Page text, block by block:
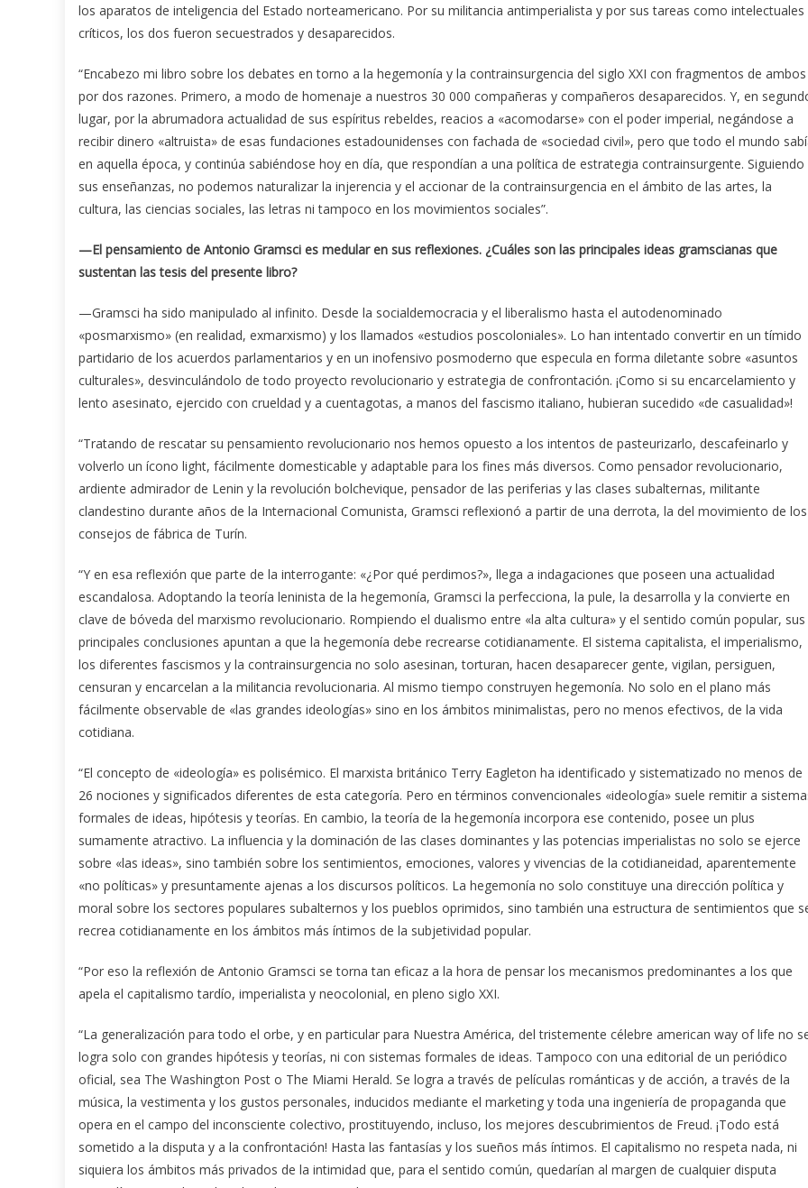
los aparatos de inteligencia del Estado norteamericano. Por su militancia antimperialista y por sus tareas como intelectuales
críticos, los dos fueron secuestrados y desaparecidos.
“Encabezo mi libro sobre los debates en torno a la hegemonía y la contrainsurgencia del siglo XXI con fragmentos de ambos
por dos razones. Primero, a modo de homenaje a nuestros 30 000 compañeras y compañeros desaparecidos. Y, en
lugar, por la abrumadora actualidad de sus espíritus rebeldes, reacios a «acomodarse» con el poder imperial, negándose a
recibir dinero «altruista» de esas fundaciones estadounidenses con fachada de «sociedad civil», pero que todo el mundo
en aquella época, y continúa sabiéndose hoy en día, que respondían a una política de estrategia contrainsurgente. Siguiendo
sus enseñanzas, no podemos naturalizar la injerencia y el accionar de la contrainsurgencia en el ámbito de las artes, la
cultura, las ciencias sociales, las letras ni tampoco en los movimientos sociales”.
—El pensamiento de Antonio Gramsci es medular en sus reflexiones. ¿Cuáles son las principales ideas gramscianas que
sustentan las tesis del presente libro?
—Gramsci ha sido manipulado al infinito. Desde la socialdemocracia y el liberalismo hasta el autodenominado
«posmarxismo» (en realidad, exmarxismo) y los llamados «estudios poscoloniales». Lo han intentado convertir en un tímido
partidario de los acuerdos parlamentarios y en un inofensivo posmoderno que especula en forma diletante sobre «asuntos
culturales», desvinculándolo de todo proyecto revolucionario y estrategia de confrontación. ¡Como si su encarcelamiento y
lento asesinato, ejercido con crueldad y a cuentagotas, a manos del fascismo italiano, hubieran sucedido «de casualidad»!
“Tratando de rescatar su pensamiento revolucionario nos hemos opuesto a los intentos de pasteurizarlo, descafeinarlo y
volverlo un ícono light, fácilmente domesticable y adaptable para los fines más diversos. Como pensador revolucionario,
ardiente admirador de Lenin y la revolución bolchevique, pensador de las periferias y las clases subalternas, militante
clandestino durante años de la Internacional Comunista, Gramsci reflexionó a partir de una derrota, la del movimiento de los
consejos de fábrica de Turín.
“Y en esa reflexión que parte de la interrogante: «¿Por qué perdimos?», llega a indagaciones que poseen una actualidad
escandalosa. Adoptando la teoría leninista de la hegemonía, Gramsci la perfecciona, la pule, la desarrolla y la convierte en
clave de bóveda del marxismo revolucionario. Rompiendo el dualismo entre «la alta cultura» y el sentido común popular, sus
principales conclusiones apuntan a que la hegemonía debe recrearse cotidianamente. El sistema capitalista, el imperialismo,
los diferentes fascismos y la contrainsurgencia no solo asesinan, torturan, hacen desaparecer gente, vigilan, persiguen,
censuran y encarcelan a la militancia revolucionaria. Al mismo tiempo construyen hegemonía. No solo en el plano más
fácilmente observable de «las grandes ideologías» sino en los ámbitos minimalistas, pero no menos efectivos, de la vida
cotidiana.
“El concepto de «ideología» es polisémico. El marxista británico Terry Eagleton ha identificado y sistematizado no menos de
26 nociones y significados diferentes de esta categoría. Pero en términos convencionales «ideología» suele remitir a
formales de ideas, hipótesis y teorías. En cambio, la teoría de la hegemonía incorpora ese contenido, posee un plus
sumamente atractivo. La influencia y la dominación de las clases dominantes y las potencias imperialistas no solo se ejerce
sobre «las ideas», sino también sobre los sentimientos, emociones, valores y vivencias de la cotidianeidad, aparentemente
«no políticas» y presuntamente ajenas a los discursos políticos. La hegemonía no solo constituye una dirección política y
moral sobre los sectores populares subalternos y los pueblos oprimidos, sino también una estructura de sentimientos que
recrea cotidianamente en los ámbitos más íntimos de la subjetividad popular.
“Por eso la reflexión de Antonio Gramsci se torna tan eficaz a la hora de pensar los mecanismos predominantes a los que
apela el capitalismo tardío, imperialista y neocolonial, en pleno siglo XXI.
“La generalización para todo el orbe, y en particular para Nuestra América, del tristemente célebre american way of life no
logra solo con grandes hipótesis y teorías, ni con sistemas formales de ideas. Tampoco con una editorial de un periódico
oficial, sea The Washington Post o The Miami Herald. Se logra a través de películas románticas y de acción, a través de la
música, la vestimenta y los gustos personales, inducidos mediante el marketing y toda una ingeniería de propaganda que
opera en el campo del inconsciente colectivo, prostituyendo, incluso, los mejores descubrimientos de Freud. ¡Todo está
sometido a la disputa y a la confrontación! Hasta las fantasías y los sueños más íntimos. El capitalismo no respeta nada, ni
siquiera los ámbitos más privados de la intimidad que, para el sentido común, quedarían al margen de cualquier disputa